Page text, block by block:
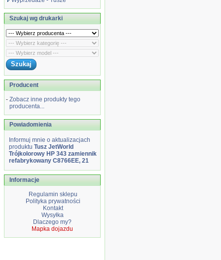
Szukaj wg drukarki
Producent
- Zobacz inne produkty tego
producenta...
Powiadomienia
Informuj mnie o aktualizacjach
produktu Tusz JetWorld
Trójkolorowy HP 343 zamiennik
refabrykowany C8766EE, 21
Informacje
Regulamin sklepu
Polityka prywatności
Kontakt
Wysyłka
Dlaczego my?
Mapka dojazdu